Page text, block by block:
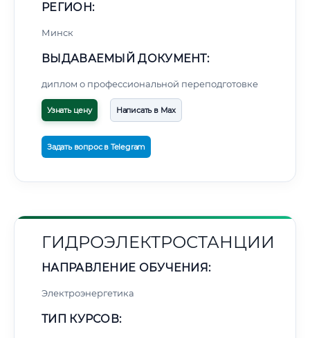
РЕГИОН:
Минск
ВЫДАВАЕМЫЙ ДОКУМЕНТ:
диплом о профессиональной переподготовке
Узнать цену Написать в Max
Задать вопрос в Telegram
ГИДРОЭЛЕКТРОСТАНЦИИ
НАПРАВЛЕНИЕ ОБУЧЕНИЯ:
Электроэнергетика
ТИП КУРСОВ: